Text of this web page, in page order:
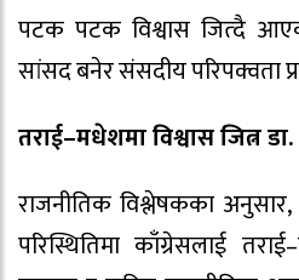
पटक पटक विश्वास जित्दै
सांसद बनेर संसदीय परिपक्वता
तराई–मधेशमा विश्वास जित्न
राजनीतिक विश्लेषकका
परिस्थितिमा काँग्रेसलाई